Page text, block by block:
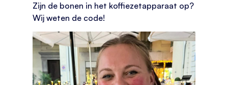
Zijn de bonen in het koffiezetapparaat op?
Wij weten de code!